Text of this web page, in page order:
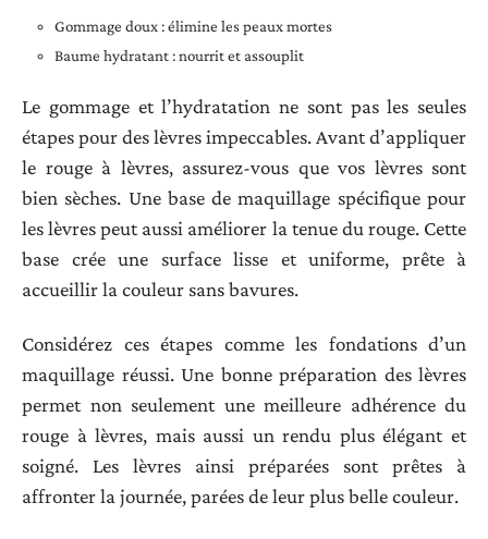
Gommage doux : élimine les peaux mortes
Baume hydratant : nourrit et assouplit
Le gommage et l’hydratation ne sont pas les seules
étapes pour des lèvres impeccables. Avant d’appliquer
le rouge à lèvres, assurez-vous que vos lèvres sont
bien sèches. Une base de maquillage spécifique pour
les lèvres peut aussi améliorer la tenue du rouge. Cette
base crée une surface lisse et uniforme, prête à
accueillir la couleur sans bavures.
Considérez ces étapes comme les fondations d’un
maquillage réussi. Une bonne préparation des lèvres
permet non seulement une meilleure adhérence du
rouge à lèvres, mais aussi un rendu plus élégant et
soigné. Les lèvres ainsi préparées sont prêtes à
affronter la journée, parées de leur plus belle couleur.